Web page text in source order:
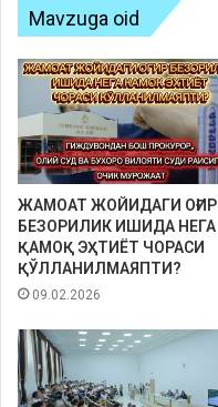
Mavzuga oid
ЖАМОАТ ЖОЙИДАГИ ОҒИР
БЕЗОРИЛИК ИШИДА НЕГА
ҚАМОҚ ЭҲТИЁТ ЧОРАСИ
ҚЎЛЛАНИЛМАЯПТИ?
09.02.2026